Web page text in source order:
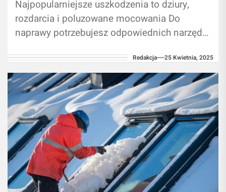
Najpopularniejsze uszkodzenia to dziury,
rozdarcia i poluzowane mocowania Do
naprawy potrzebujesz odpowiednich narzędzi
dostosowaną do rodzaju uszkodzenia
Regularna konserwacja przedłuża...
Redakcja 25 Kwietnia, 2025